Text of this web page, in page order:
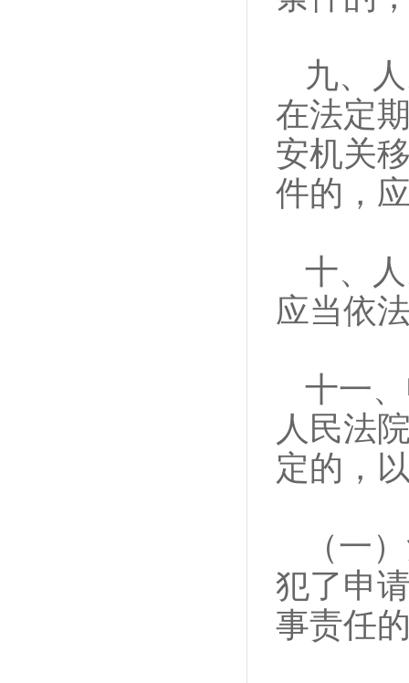
九、
在法定
安机关
件的，
十、
应当依
十一
人民法
定的，
（一
犯了申
事责任